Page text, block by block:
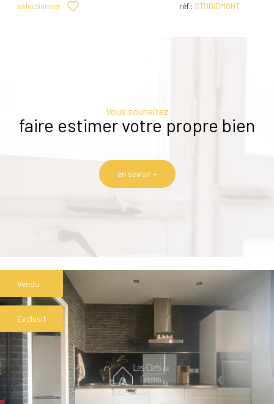
sélectionner réf : STUDIOMONT
Vous souhaitez
faire estimer votre propre bien
en savoir +
Vendu
Exclusif